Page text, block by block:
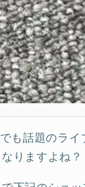
も話題のラ
りますよね？